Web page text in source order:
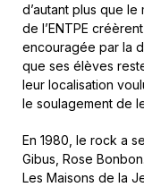
d’autant plus que
de l’ENTPE
encouragée par la
que ses élèves
leur localisation
le soulagement de
En 1980, le rock a
Gibus, Rose
Les Maisons de la